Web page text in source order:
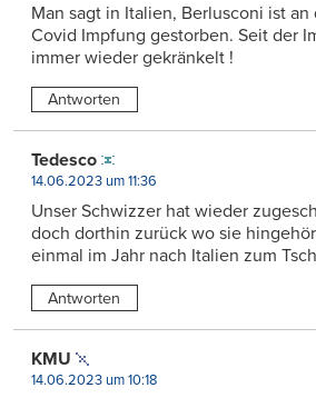
Man sagt in Italien, Berlusconi ist
Covid Impfung gestorben. Seit der
immer wieder gekränkelt !
Antworten
Tedesco
14.06.2023 um 11:36
Unser Schwizzer hat wieder
doch dorthin zurück wo sie
einmal im Jahr nach Italien zum
Antworten
KMU
14.06.2023 um 10:18